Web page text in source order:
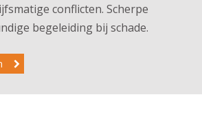
conflicten. Scherpe
begeleiding bij schade.